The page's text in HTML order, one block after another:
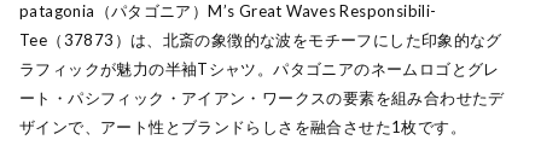
patagonia（パタゴニア）M’s Great Waves Responsibili-
Tee（37873）は、北斎の象徴的な波をモチーフにした印象的なグ
ラフィックが魅力の半袖Tシャツ。パタゴニアのネームロゴとグレ
ート・パシフィック・アイアン・ワークスの要素を組み合わせたデ
ザインで、アート性とブランドらしさを融合させた1枚です。